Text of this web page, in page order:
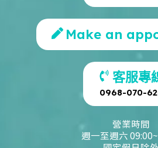
Make an
客服專
0968-070-
營業時間
週一至週六